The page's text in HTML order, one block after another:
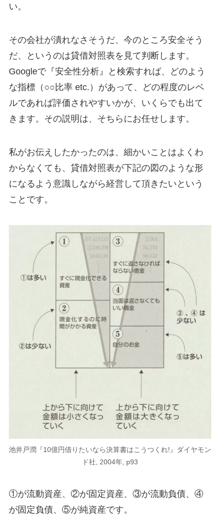
い。
その会社が潰れなさそうだ、今のところ安全そう
だ、というのは貸借対照表を見て判断します。
Googleで『安全性分析』と検索すれば、どのよう
な指標（○○比率 etc.）があって、どの程度のレベ
ルであれば評価されやすいかが、いくらでも出て
きます。その説明は、そちらにお任せします。
私がお伝えしたかったのは、細かいことはよくわ
からなくても、貸借対照表が下記の図のような形
になるよう意識しながら経営して頂きたいという
ことです。
池井戸潤『10億円借りたいなら決算書はこうつくれ!』ダイヤモン
ド社, 2004年, p93
①が流動資産、②が固定資産、③が流動負債、④
が固定負債、⑤が純資産です。